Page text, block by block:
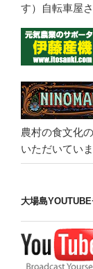
す）自転車屋さ
農村の食文化
いただいていま
大場島